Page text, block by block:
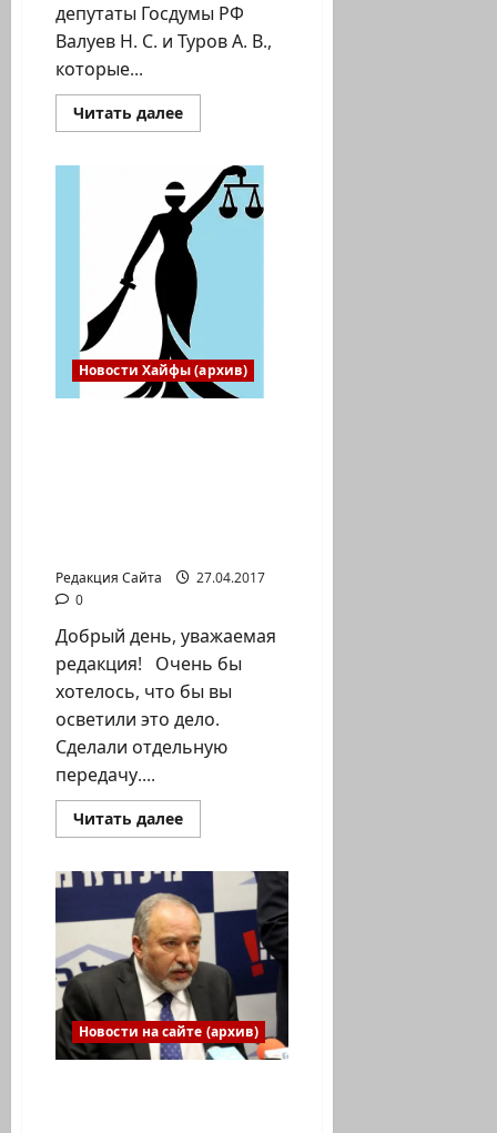
депутаты Госдумы РФ
Валуев Н. С. и Туров А. В.,
которые...
Читать далееПрочитать
больше
многих
встреч
депутатов
госдумы
России
Хайфе
Новости Хайфы (архив)
Редакция Сайта
27.04.2017
0
Добрый день, уважаемая
редакция! Очень бы
хотелось, что бы вы
осветили это дело.
Сделали отдельную
передачу....
Читать далееПрочитать
больше
судебное
дело
в
Хайфе:
чиновница
против
выжившего
в
Катастрофе
84
летнего
узника
гетто!
Новости на сайте (архив)